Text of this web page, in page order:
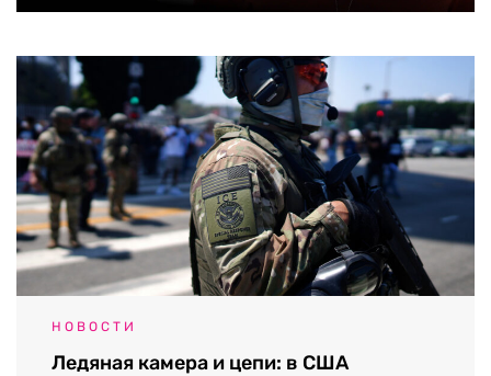
НОВОСТИ
Ледяная камера и цепи: в США